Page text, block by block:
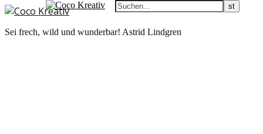
Sei frech, wild und wunderbar! Astrid Lindgren